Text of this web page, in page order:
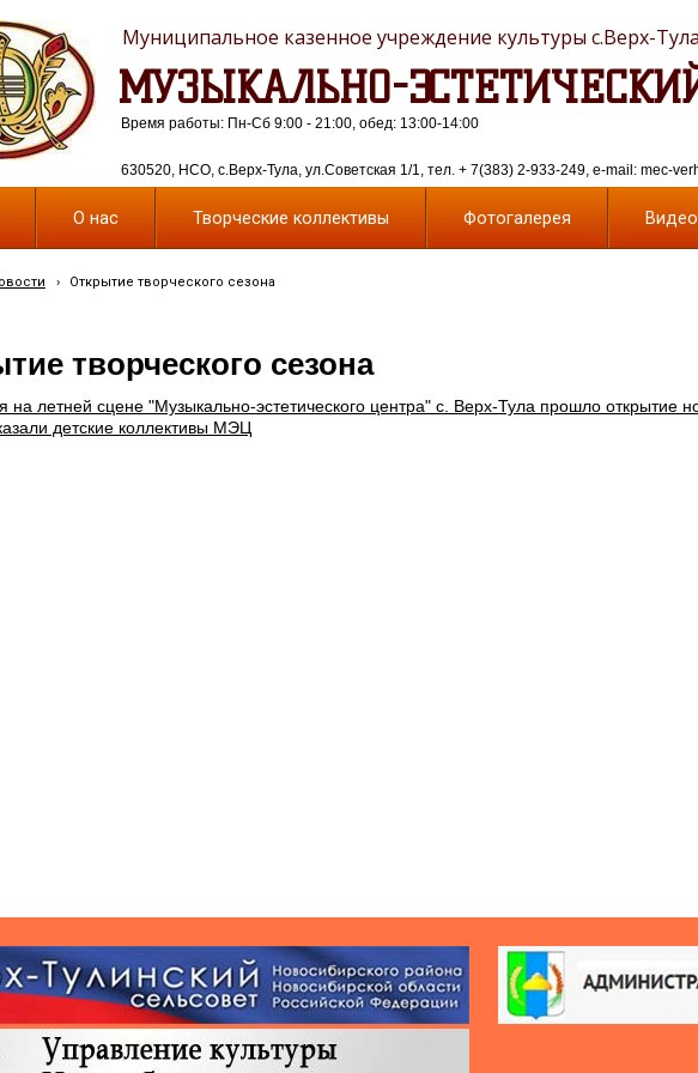
МУЗЫКАЛЬНО-
Муниципальное казенное учреждение культуры с.Верх-Тула
630520, НСО, с.Верх-Тула, ул.Советская 1/1, тел. + 7(383) 2-933-249, e-mail: mec-
Время работы: Пн-Сб 9:00 - 21:00, обед: 13:00-14:00
О нас Творческие коллективы Фотогалерея Видео
› Открытие творческого сезона
творческого сезона
на летней сцене "Музыкально-эстетического центра" с. Верх-Тула прошло открытие
детские коллективы МЭЦ